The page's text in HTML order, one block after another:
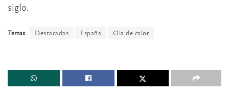
siglo.
Temas: Destacadas España Ola de calor